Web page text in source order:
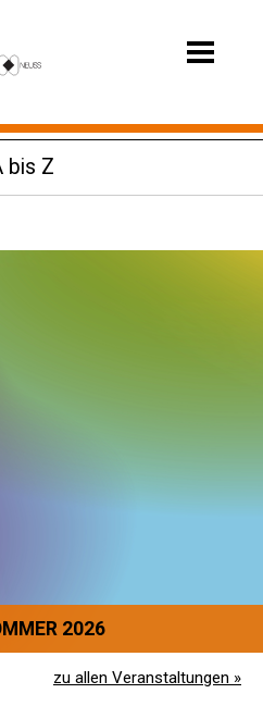
bis Z
2026
zu allen Veranstaltungen »